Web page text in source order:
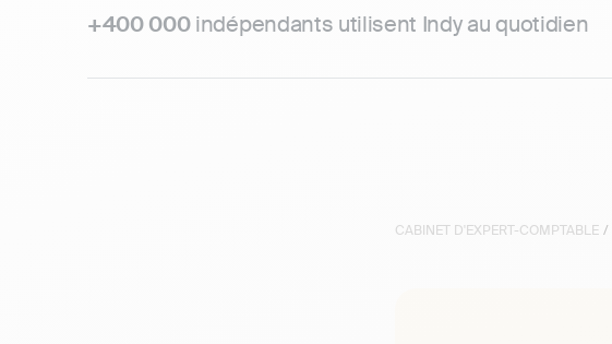
+400 000indépendants utilisent Indy au quotidien
CABINET D'EXPERT-COMPTABLE /